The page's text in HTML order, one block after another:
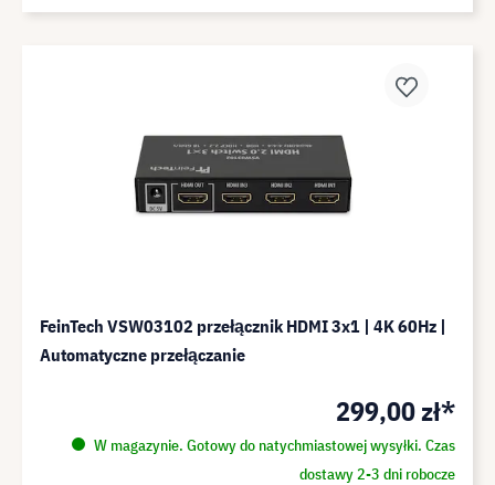
FeinTech VSW03102 przełącznik HDMI 3x1 | 4K 60Hz |
Automatyczne przełączanie
299,00 zł*
W magazynie. Gotowy do natychmiastowej wysyłki. Czas
dostawy 2-3 dni robocze